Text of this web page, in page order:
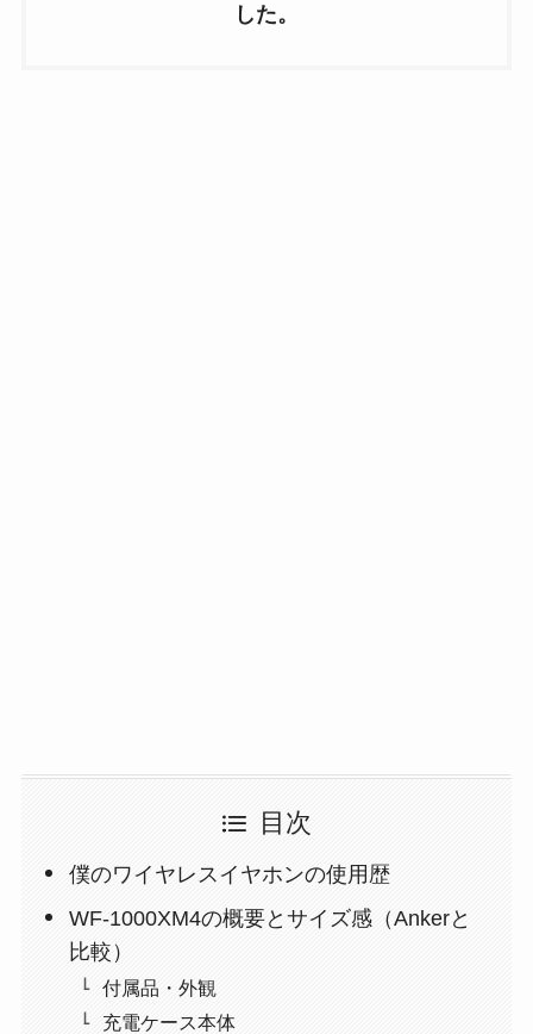
した。
目次
僕のワイヤレスイヤホンの使用歴
WF-1000XM4の概要とサイズ感（Ankerと
比較）
付属品・外観
充電ケース本体